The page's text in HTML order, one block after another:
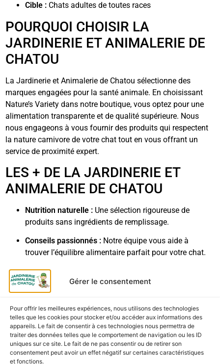
Gérer le consentement
Pour offrir les meilleures expériences, nous utilisons des technologies
telles que les cookies pour stocker et/ou accéder aux informations des
appareils. Le fait de consentir à ces technologies nous permettra de
traiter des données telles que le comportement de navigation ou les ID
uniques sur ce site. Le fait de ne pas consentir ou de retirer son
consentement peut avoir un effet négatif sur certaines caractéristiques
et fonctions.
Cible : Chats adultes de toutes races
POURQUOI CHOISIR LA
JARDINERIE ET ANIMALERIE DE
CHATOU
La Jardinerie et Animalerie de Chatou sélectionne des
marques engagées pour la santé animale. En choisissant
Nature’s Variety dans notre boutique, vous optez pour une
alimentation transparente et de qualité supérieure. Nous
nous engageons à vous fournir des produits qui respectent
la nature carnivore de votre chat tout en vous offrant un
service de proximité expert.
LES + DE LA JARDINERIE ET
ANIMALERIE DE CHATOU
Nutrition naturelle : Une sélection rigoureuse de
produits sans ingrédients de remplissage.
Conseils passionnés : Notre équipe vous aide à
trouver l’équilibre alimentaire parfait pour votre chat.
Fraîcheur des stocks :
conditions optimales pour garantir leur appétence.
LIVRAISON ET RETRAIT
Click & Collect :Retrait gratuit en magasin à Chatou
sous 2 heures.
Livraison rapide : Expédition soignée pour recevoir vos